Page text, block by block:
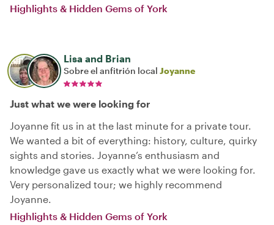
Highlights & Hidden Gems of York
Lisa and Brian
Sobre el anfitrión local Joyanne
Just what we were looking for
Joyanne fit us in at the last minute for a private tour.
We wanted a bit of everything: history, culture, quirky
sights and stories. Joyanne’s enthusiasm and
knowledge gave us exactly what we were looking for.
Very personalized tour; we highly recommend
Joyanne.
Highlights & Hidden Gems of York